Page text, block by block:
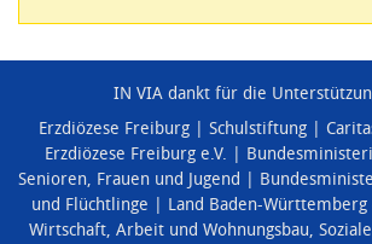
IN VIA dankt für die
Erzdiözese Freiburg
Schulstiftung
Erzdiözese Freiburg e.V.
Senioren, Frauen und Jugend
und Flüchtlinge
Land Baden-
Wirtschaft, Arbeit und Wohnungsbau,